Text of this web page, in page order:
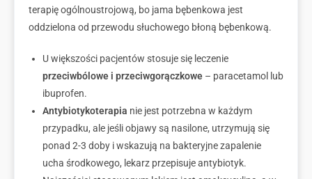
terapię ogólnoustrojową, bo jama bębenkowa jest
oddzielona od przewodu słuchowego błoną bębenkową.
U większości pacjentów stosuje się leczenie
przeciwbólowe i przeciwgorączkowe – paracetamol lub
ibuprofen.
Antybiotykoterapia nie jest potrzebna w każdym
przypadku, ale jeśli objawy są nasilone, utrzymują się
ponad 2-3 doby i wskazują na bakteryjne zapalenie
ucha środkowego, lekarz przepisuje antybiotyk.